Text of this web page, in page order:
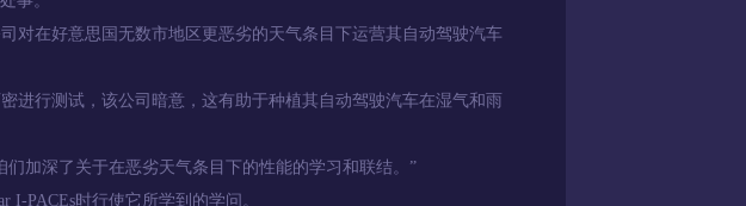
在好意思国无数市地区更恶劣的天气条目下运营其自动驾驶汽车
行测试，该公司暗意，这有助于种植其自动驾驶汽车在湿气和雨
深了关于在恶劣天气条目下的性能的学习和联结。”
PACEs时行使它所学到的学问。